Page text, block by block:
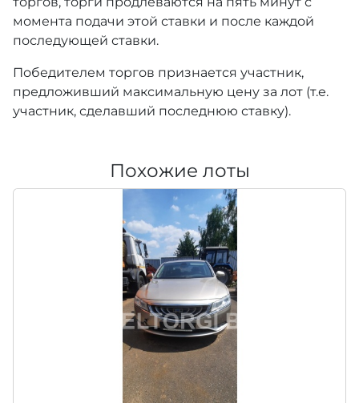
момента подачи этой ставки и после каждой
последующей ставки.
Победителем торгов признается участник,
предложивший максимальную цену за лот (т.е.
участник, сделавший последнюю ставку).
Похожие лоты